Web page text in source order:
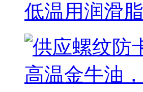
低温用润滑脂